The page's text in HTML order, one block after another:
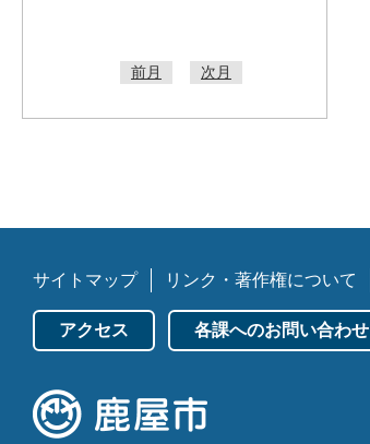
前月 次月
サイトマップ リンク・著作権について
アクセス 各課へのお問い合わせ